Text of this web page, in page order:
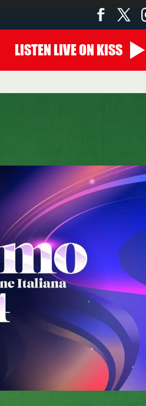
14:00 - 00:00
LISTEN LIVEON KISS